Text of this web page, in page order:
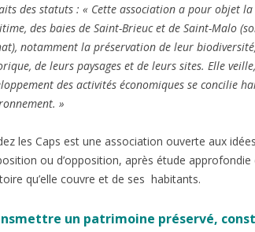
des statuts : « Cette association a pour objet
des baies de Saint-Brieuc et de Saint-Malo
notamment la préservation de leur
de leurs paysages et de leurs sites. Elle
des activités économiques se concilie
. »
les Caps est une association ouverte aux
ou d’opposition, après étude approfondie
qu’elle couvre et de ses habitants.
un patrimoine préservé,